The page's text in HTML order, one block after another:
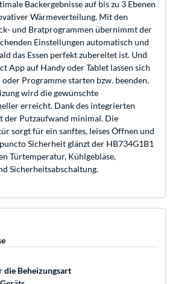
Backergebnisse auf bis zu 3 Ebenen
Wärmeverteilung. Mit den
und Bratprogrammen übernimmt der
Einstellungen automatisch und
das Essen perfekt zubereitet ist. Und
App auf Handy oder Tablet lassen sich
Programme starten bzw. beenden.
wird die gewünschte
erreicht. Dank des integrierten
der Putzaufwand minimal. Die
sorgt für ein sanftes, leises Öffnen und
Sicherheit glänzt der HB734G1B1
Türtemperatur, Kühlgebläse,
Sicherheitsabschaltung.
die Beheizungsart